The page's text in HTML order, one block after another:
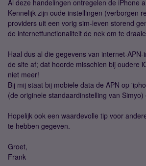
Al deze handelingen ontregelen de iPhone
Kennelijk zijn oude instellingen (verborgen
providers uit een vorig sim-leven storend
de internetfunctionaliteit de nek om te
Haal dus al die gegevens van internet-
de site af; dat hoorde misschien bij oudere
niet meer!
Bij mij staat bij mobiele data de APN op
(de originele standaardinstelling van Simyo)
Hopelijk ook een waardevolle tip voor
te hebben gegeven.
Groet,
Frank